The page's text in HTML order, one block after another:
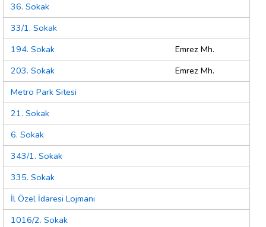
36. Sokak
33/1. Sokak
194. Sokak
Emrez Mh.
203. Sokak
Emrez Mh.
Metro Park Sitesi
21. Sokak
6. Sokak
343/1. Sokak
335. Sokak
İl Özel İdaresi Lojmanı
1016/2. Sokak